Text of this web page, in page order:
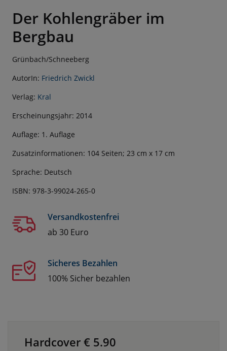
Der Kohlengräber im
Bergbau
Grünbach/Schneeberg
AutorIn: Friedrich Zwickl
Verlag: Kral
Erscheinungsjahr: 2014
Auflage: 1. Auflage
Zusatzinformationen: 104 Seiten; 23 cm x 17 cm
Sprache: Deutsch
ISBN: 978-3-99024-265-0
Versandkostenfrei
ab 30 Euro
Sicheres Bezahlen
100% Sicher bezahlen
Hardcover € 5.90